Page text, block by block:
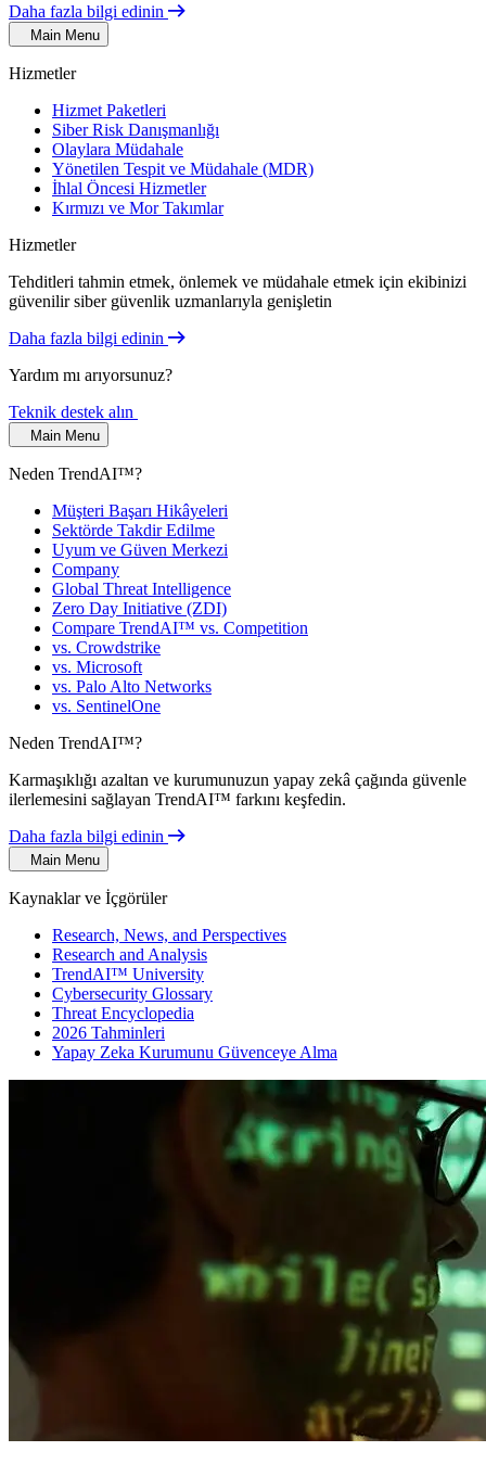
Daha fazla bilgi edinin
Main Menu
Hizmetler
Hizmet Paketleri
Siber Risk Danışmanlığı
Olaylara Müdahale
Yönetilen Tespit ve Müdahale (MDR)
İhlal Öncesi Hizmetler
Kırmızı ve Mor Takımlar
Hizmetler
Tehditleri tahmin etmek, önlemek ve müdahale etmek için ekibinizi
güvenilir siber güvenlik uzmanlarıyla genişletin
Daha fazla bilgi edinin
Yardım mı arıyorsunuz?
Teknik destek alın
Main Menu
Neden TrendAI™?
Müşteri Başarı Hikâyeleri
Sektörde Takdir Edilme
Uyum ve Güven Merkezi
Company
Global Threat Intelligence
Zero Day Initiative (ZDI)
Compare TrendAI™ vs. Competition
vs. Crowdstrike
vs. Microsoft
vs. Palo Alto Networks
vs. SentinelOne
Neden TrendAI™?
Karmaşıklığı azaltan ve kurumunuzun yapay zekâ çağında güvenle
ilerlemesini sağlayan TrendAI™ farkını keşfedin.
Daha fazla bilgi edinin
Main Menu
Kaynaklar ve İçgörüler
Research, News, and Perspectives
Research and Analysis
TrendAI™ University
Cybersecurity Glossary
Threat Encyclopedia
2026 Tahminleri
Yapay Zeka Kurumunu Güvenceye Alma